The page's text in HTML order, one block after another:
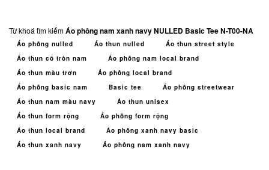
Từ khoá tìm kiếmÁo phông nam xanh navy NULLED Basic Tee N-T00-NA
Áo phông nulled Áo thun nulled
Áo thun street style
Áo thun cổ tròn nam
Áo phông nam local brand
Áo thun màu trơn
Áo phông local brand
Áo phông basic nam
Basic tee
Áo phông streetwear
Áo thun nam màu navy
Áo thun unisex
Áo thun form rộng
Áo phông form rộng
Áo thun local brand
Áo phông xanh navy basic
Áo thun xanh navy
Áo phông nam xanh navy